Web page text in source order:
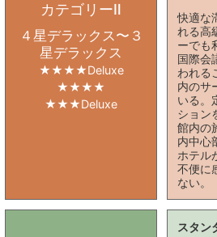
カテゴリーⅡ
４星デラックス〜３
星デラックス
★★★★Deluxe
★★★★
★★★Deluxe
快適な
れる高
ーでも
国際会
われる
内のサ
いる。
ション
館内の
内中心
ホテル
不便に
ない。
スタン